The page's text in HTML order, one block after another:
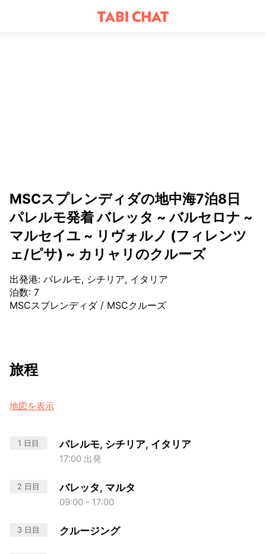
MSCスプレンディダの地中海7泊8日
パレルモ発着 バレッタ ~ バルセロナ ~
マルセイユ ~ リヴォルノ (フィレンツ
ェ/ピサ) ~ カリャリのクルーズ
出発港: パレルモ, シチリア, イタリア
泊数: 7
MSCスプレンディダ/ MSCクルーズ
旅程
地図を表示
1 日目 パレルモ, シチリア, イタリア
17:00 出発
2 日目 バレッタ, マルタ
09:00 - 17:00
3 日目 クルージング